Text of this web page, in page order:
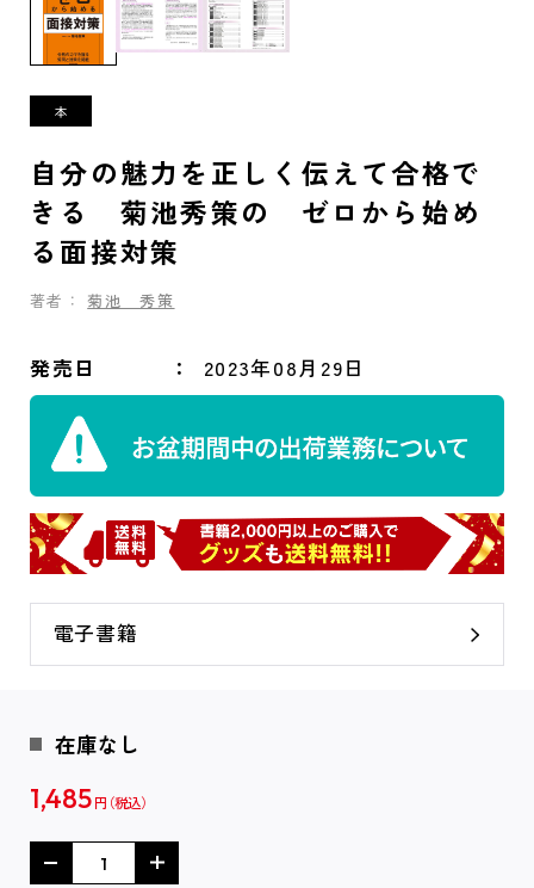
自分の魅力を正しく伝えて合格で
きる 菊池秀策の ゼロから始め
る面接対策
著者： 菊池 秀策
発売日 2023年08月29日
電子書籍
在庫なし
1,485 円